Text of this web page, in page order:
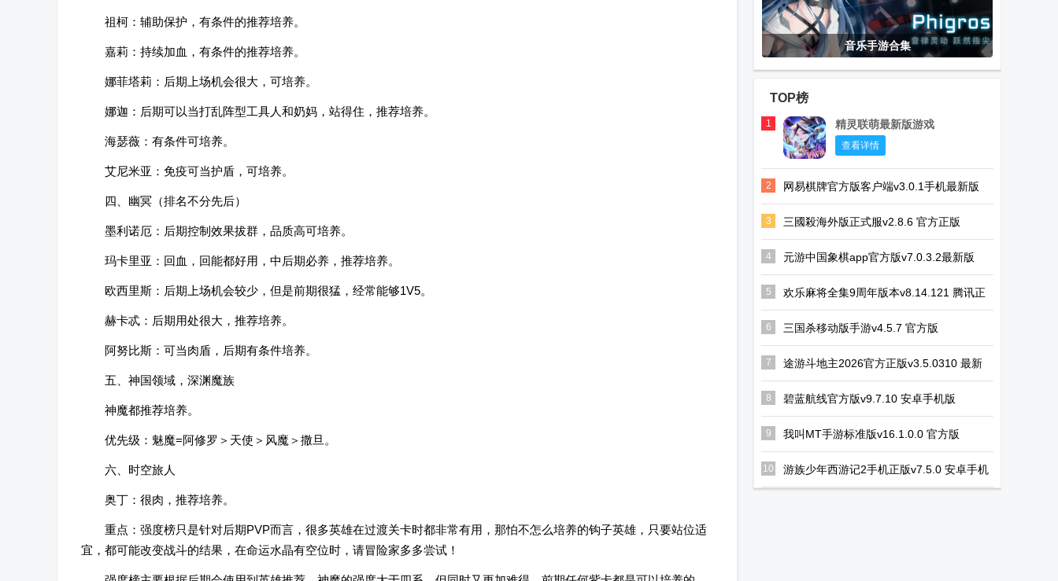
祖柯：辅助保护，有条件的推荐培养。
嘉莉：持续加血，有条件的推荐培养。
娜菲塔莉：后期上场机会很大，可培养。
娜迦：后期可以当打乱阵型工具人和奶妈，站得住，推荐培养。
海瑟薇：有条件可培养。
艾尼米亚：免疫可当护盾，可培养。
四、幽冥（排名不分先后）
墨利诺厄：后期控制效果拔群，品质高可培养。
玛卡里亚：回血，回能都好用，中后期必养，推荐培养。
欧西里斯：后期上场机会较少，但是前期很猛，经常能够1V5。
赫卡忒：后期用处很大，推荐培养。
阿努比斯：可当肉盾，后期有条件培养。
五、神国领域，深渊魔族
神魔都推荐培养。
优先级：魅魔=阿修罗＞天使＞风魔＞撒旦。
六、时空旅人
奥丁：很肉，推荐培养。
重点：强度榜只是针对后期PVP而言，很多英雄在过渡关卡时都非常有用，那怕不怎么培养的钩子英雄，只要站位适
宜，都可能改变战斗的结果，在命运水晶有空位时，请冒险家多多尝试！
音乐手游合集
TOP榜
1 精灵联萌最新版游戏
查看详情
2 网易棋牌官方版客户端v3.0.1手机最新版
3 三國殺海外版正式服v2.8.6 官方正版
4 元游中国象棋app官方版v7.0.3.2最新版
5
欢乐麻将全集9周年版本v8.14.121 腾讯正
版
6 三国杀移动版手游v4.5.7 官方版
7
途游斗地主2026官方正版v3.5.0310 最新
版
8 碧蓝航线官方版v9.7.10 安卓手机版
9 我叫MT手游标准版v16.1.0.0 官方版
10
游族少年西游记2手机正版v7.5.0 安卓手机
版